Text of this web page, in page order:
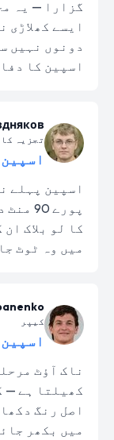
گزارا — یہ
دونوں نہیں
اسپین کا
تجزیہ
اسپین -
اسپین پہلے
پورے
کا لو بلاک
میں وہ ٹوٹ جائیں
کیپر
اسپین -
ناک آؤٹ
کھیلتا ہے —
اصل رنگ